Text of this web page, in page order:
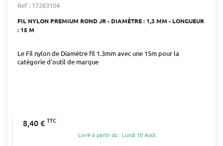
Ref : 17263104
FIL NYLON PREMIUM ROND JR - DIAMÈTRE : 1,3 MM - LONGUEUR
: 15 M
Le Fil nylon de Diamètre fil 1.3mm avec une 15m pour la
catégorie d'outil de marque
8,40 € TTC
Livré à partir du : Lundi 10 Août